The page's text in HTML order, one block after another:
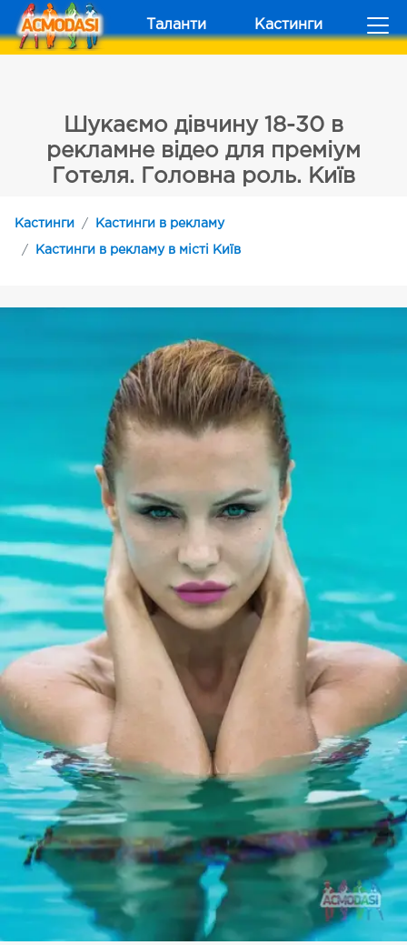
Таланти Кастинги
Шукаємо дівчину 18-30 в
рекламне відео для преміум
Готеля. Головна роль. Київ
Кастинги Кастинги в рекламу
Кастинги в рекламу в місті Київ